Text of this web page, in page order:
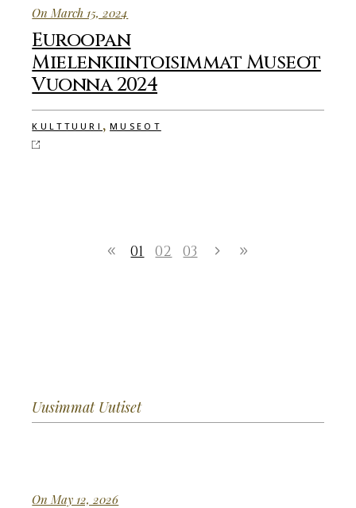
On March 15, 2024
Euroopan
Mielenkiintoisimmat Museot
Vuonna 2024
KULTTUURI ,MUSEOT
01 02 03
Uusimmat Uutiset
On May 12, 2026